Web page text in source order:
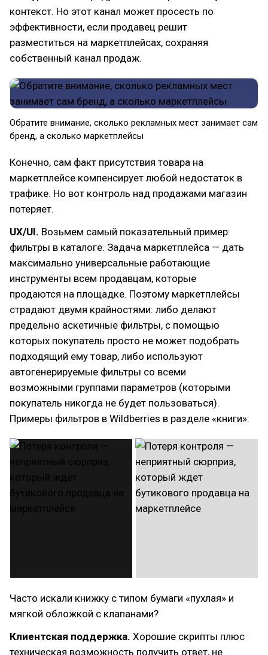
контекст. Но этот канал может просесть по
эффективности, если продавец решит
разместиться на маркетплейсах, сохраняя
собственный канал продаж.
Обратите внимание, сколько рекламных мест занимает сам
бренд, а сколько маркетплейсы
Конечно, сам факт присутствия товара на
маркетплейсе компенсирует любой недостаток в
трафике. Но вот контроль над продажами магазин
потеряет.
UX/UI. Возьмем самый показательный пример:
фильтры в каталоге. Задача маркетплейса — дать
максимально универсальные работающие
инструменты всем продавцам, которые
продаются на площадке. Поэтому маркетплейсы
страдают двумя крайностями: либо делают
предельно аскетичные фильтры, с помощью
которых покупатель просто не может подобрать
подходящий ему товар, либо используют
автогенерируемые фильтры со всеми
возможными группами параметров (которыми
покупатель никогда не будет пользоваться).
Примеры фильтров в Wildberries в разделе «книги»:
Часто искали книжку с типом бумаги «пухлая» и
мягкой обложкой с клапанами?
Клиентская поддержка. Хорошие скрипты плюс
техническая возможность получить ответ, не